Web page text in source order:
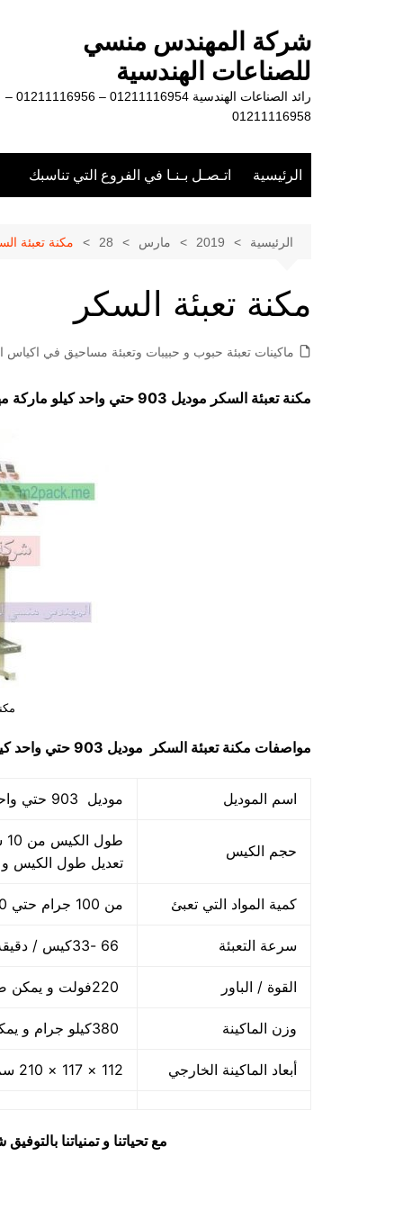
شركة المهندس منسي
للصناعات الهندسية
رائد الصناعات الهندسية 01211116954 – 01211116956 –
01211116958
الرئيسية اتـصـل بـنـا في الفروع التي تناسبك
الرئيسية 2019 مارس 28 مكنة تعبئة
مكنة تعبئة السكر
ماكينات تعبئة حبوب و حبيبات وتعبئة مساحيق في اكياس
مكنة تعبئة السكر موديل 903 حتي واحد كيلو ماركة مهندس منسي
مواصفات مكنة تعبئة السكر موديل 903 حتي واحد كيلو ماركة مهندس منسي
اسم الموديل موديل 903 حتي واحد كيلو ماركة المهندس منسي
حجم الكيس
تعديل طول الكيس
كمية المواد التي تعبئ من 100 جرام حتي 1000 جرام واحد كيلو
سرعة التعبئة
القوة / الباور
وزن الماكينة
أبعاد الماكينة الخارجي 112 × 117 × 210 سم و يمكن فك الماكينة و تركيبها في اي مكان
مع تحياتنا و تمنياتنا